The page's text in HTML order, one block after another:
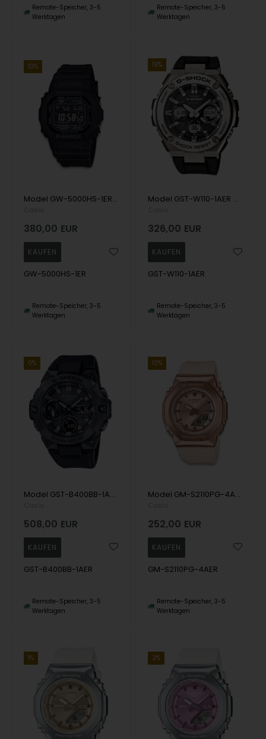
Remote-Speicher, 3-5
Werktagen
Remote-Speicher, 3-5
Werktagen
10%
Model GW-5000HS-1ER Casio G-SHOCK Solar Quartz Herren uhr
380,00 EUR
GW-5000HS-1ER
Remote-Speicher, 3-5
Werktagen
19%
Model GST-W110-1AER Casio G-SHOCK Solar Quartz Herren uhr
326,00 EUR
GST-W110-1AER
Remote-Speicher, 3-5
Werktagen
0%
Model GST-B400BB-1AER Casio G-SHOCK Solar Quartz Herren uhr
508,00 EUR
GST-B400BB-1AER
Remote-Speicher, 3-5
Werktagen
10%
Model GM-S2110PG-4AER Casio G-Shock Casio Herren uhr
252,00 EUR
GM-S2110PG-4AER
Remote-Speicher, 3-5
Werktagen
1% 2%